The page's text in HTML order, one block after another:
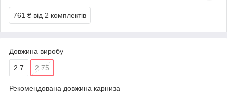
761 ₴ від 2 комплектів
Довжина виробу
2.7 2.75
Рекомендована довжина карниза